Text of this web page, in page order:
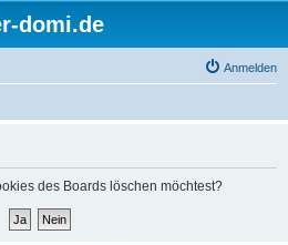
domi.de
Anmelden
des Boards löschen möchtest?